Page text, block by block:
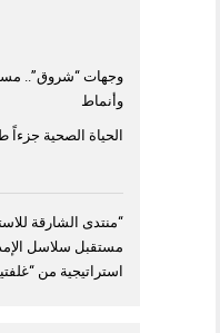
وجهات “شروق”..
وأنماط
الحياة الصحية جزءاً
مستقبل سلاسل
استراتيجية من